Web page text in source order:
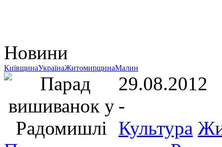
Новини
КиївщинаУкраїнаЖитомирщинаМалин
29.08.2012
-
Культура